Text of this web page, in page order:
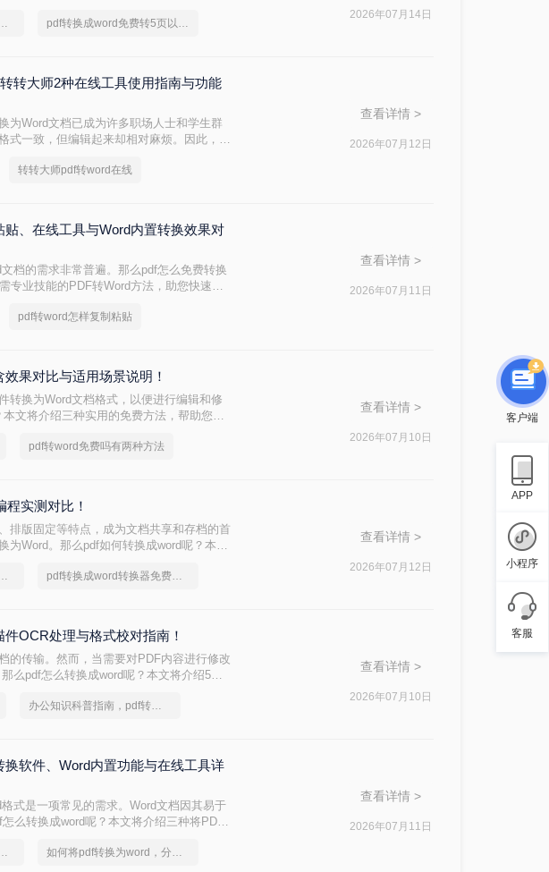
换器免费转5页 pdf转换成word免费转5页以上的
2026年07月14日
转大师2种在线工具使用指南与功能
为Word文档已成为许多职场人士和学生群
式一致，但编辑起来却相对麻烦。因此，找
。转转大师pdf转word在线
查看详情 >
2026年07月12日
、在线工具与Word内置转换效果对
档的需求非常普遍。那么pdf怎么免费转换
专业技能的PDF转Word方法，助您快速解
pdf转word怎样复制粘贴
查看详情 >
2026年07月11日
果对比与适用场景说明！
转换为Word文档格式，以便进行编辑和修
文将介绍三种实用的免费方法，帮助您轻
pdf转word免费吗有两种方法
查看详情 >
2026年07月10日
实测对比！
排版固定等特点，成为文档共享和存档的首
为Word。那么pdf如何转换成word呢？本文
，分享一种简单的方法 pdf转换成word转换器免费转5页
查看详情 >
2026年07月12日
OCR处理与格式校对指南！
的传输。然而，当需要对PDF内容进行修改
么pdf怎么转换成word呢？本文将介绍5种
办公知识科普指南，pdf转换Word的操作方法
查看详情 >
2026年07月10日
软件、Word内置功能与在线工具详
式是一项常见的需求。Word文档因其易于
么转换成word呢？本文将介绍三种将PDF
，实用的方法来了 如何将pdf转换为word，分享一种简单的方法
查看详情 >
2026年07月11日
客户端
APP
小程序
客服